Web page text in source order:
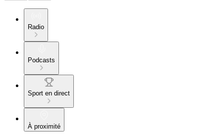
Radio
Podcasts
Sport en direct
À proximité